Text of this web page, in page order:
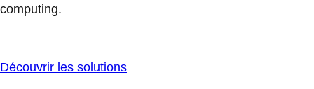
computing.
Découvrir les solutions